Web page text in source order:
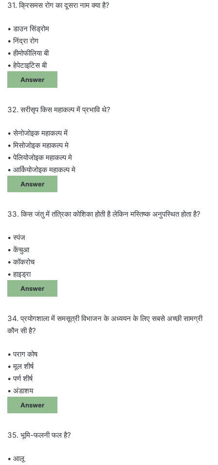
31. क्रिसमस रोग का दूसरा नाम क्या है?
• डाउन सिंड्रोम
• निंद्रा रोग
• हीमोफीलिया बी
• हेपेटाइटिस बी
Answer
32. सरीसृप किस महाकल्प में प्रभावि थे?
• सेनोजोइक महाकल्प में
• मिसोजोइक महाकल्प मे
• पेलियोजोइक महाकल्प मे
• आर्कियोजोइक महाकल्प मे
Answer
33. किस जंतु में तंत्रिका कोशिका होती है लेकिन मस्तिष्क अनुपस्थित होता है?
• स्पंज
• केंचुआ
• कॉकरोच
• हाइड्रा
Answer
34. प्रयोगशाला में समसूत्री विभाजन के अध्ययन के लिए सबसे अच्छी सामग्री
कौन सी है?
• पराग कोष
• मूल शीर्ष
• पर्ण शीर्ष
• अंडाशय
Answer
35. भूमि-फलनी फल है?
• आलू